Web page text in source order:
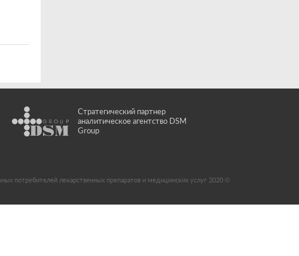
Стратегический партнер
аналитическое агентство DSM
Group
потребителей лекарственных препаратов и медицинских услуг 2020 ©